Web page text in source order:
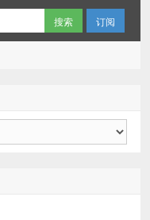
订阅